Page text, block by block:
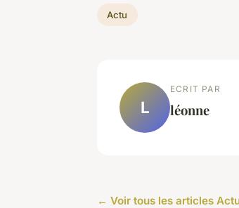
Actu
L
ECRIT PAR
léonne
← Voir tous les articles